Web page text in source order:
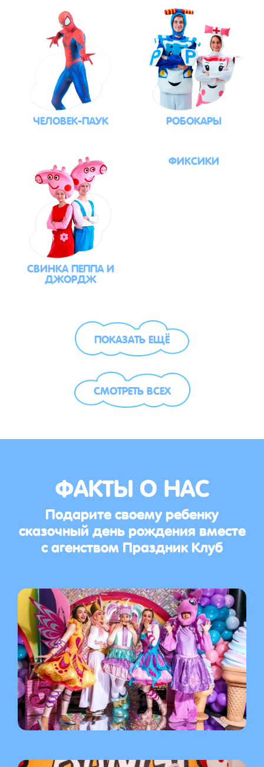
ЧЕЛОВЕК-ПАУК РОБОКАРЫ
СВИНКА ПЕППА И
ДЖОРДЖ
ФИКСИКИ
ПОКАЗАТЬ ЕЩЁ
СМОТРЕТЬ ВСЕХ
ФАКТЫ О НАС
Подарите своему ребенку
сказочный день рождения вместе
с агенством Праздник Клуб